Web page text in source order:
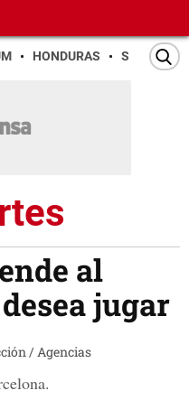
HONDURAS SAN PEDRO
al
jugar
/ Agencias